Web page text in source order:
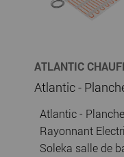
ATLANTIC
Atlantic -
Rayonnant
Soleka salle de